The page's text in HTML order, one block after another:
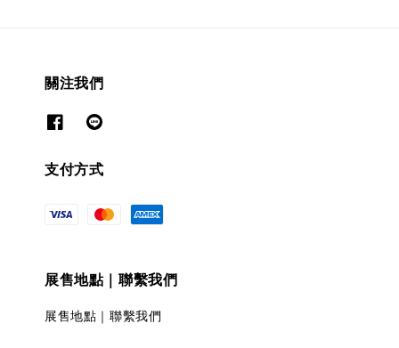
關注我們
支付方式
展售地點｜聯繫我們
展售地點｜聯繫我們